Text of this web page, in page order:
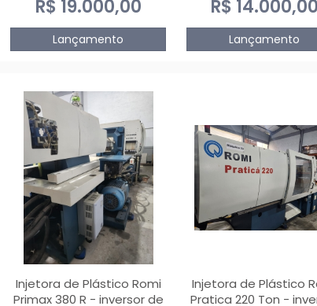
R$ 19.000,00
Lançamento
R$ 14.000,00
Lançamento
Injetora de Plástico Romi
Primax 380 R - inversor de
Injetora de Plástico
Pratica 220 Ton -